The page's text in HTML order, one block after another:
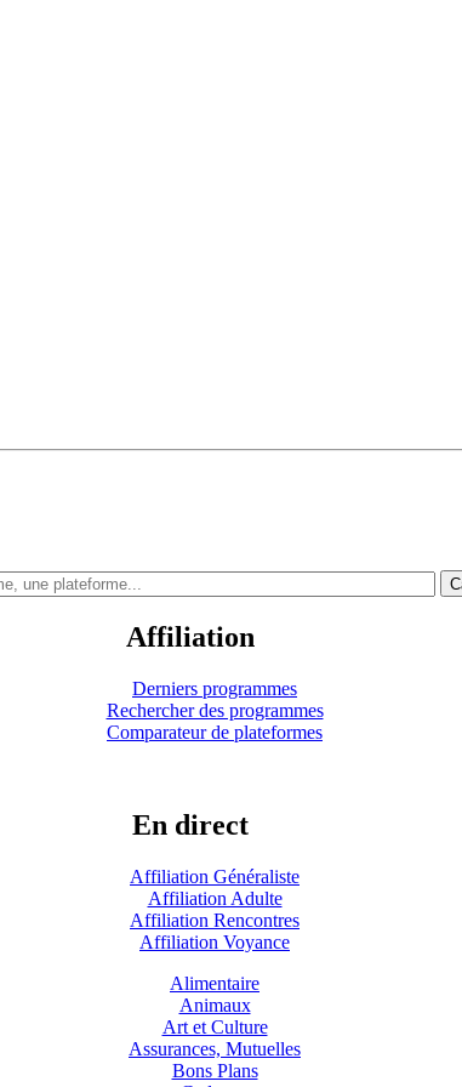
Affiliation
Derniers programmes
Rechercher des programmes
Comparateur de plateformes
En direct
Affiliation Généraliste
Affiliation Adulte
Affiliation Rencontres
Affiliation Voyance
Alimentaire
Animaux
Art et Culture
Assurances, Mutuelles
Bons Plans